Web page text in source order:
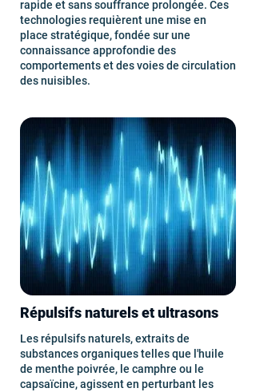
rapide et sans souffrance prolongée. Ces
technologies requièrent une mise en
place stratégique, fondée sur une
connaissance approfondie des
comportements et des voies de circulation
des nuisibles.
Répulsifs naturels et ultrasons
Les répulsifs naturels, extraits de
substances organiques telles que l'huile
de menthe poivrée, le camphre ou le
capsaïcine, agissent en perturbant les